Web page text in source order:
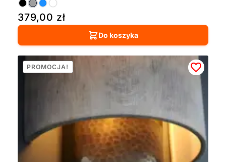
379,00 zł
Do koszyka
PROMOCJA!